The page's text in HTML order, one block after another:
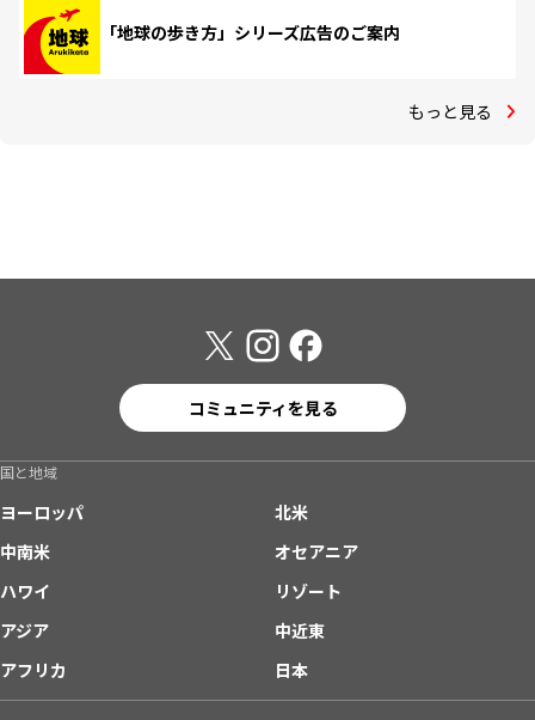
「地球の歩き方」シリーズ広告のご案内
もっと見る
コミュニティを見る
国と地域
ヨーロッパ
北米
中南米
オセアニア
ハワイ
リゾート
アジア
中近東
アフリカ
日本